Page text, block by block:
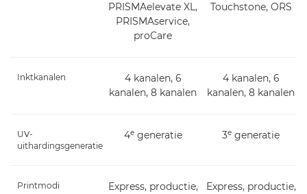
PRISMAelevate XL,
PRISMAservice,
proCare
Touchstone, ORS
Inktkanalen
4 kanalen, 6
kanalen, 8 kanalen
4 kanalen, 6
kanalen, 8 kanalen
UV-
uithardingsgeneratie
4egeneratie 3e generatie
Printmodi
Express, productie,
Express, productie,